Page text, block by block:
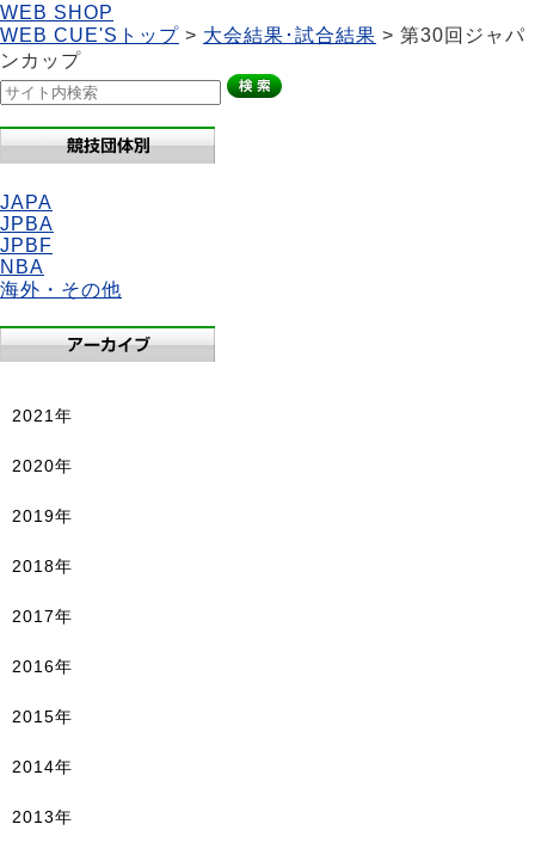
WEB SHOP
WEB CUE'Sトップ > 大会結果･試合結果 > 第30回ジャパ
ンカップ
JAPA
JPBA
JPBF
NBA
海外・その他
2021年
2020年
2019年
2018年
2017年
2016年
2015年
2014年
2013年